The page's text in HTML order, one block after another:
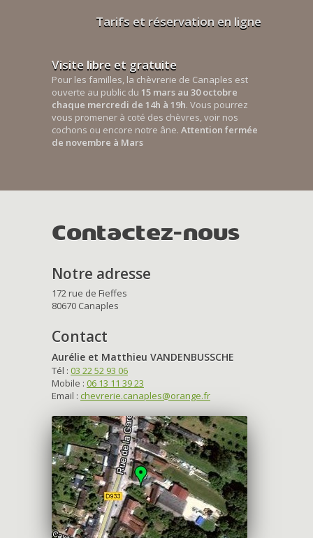
Tarifs et réservation en ligne
Visite libre et gratuite
Pour les familles, la chèvrerie de Canaples est
ouverte au public du 15 mars au 30 octobre
chaque mercredi de 14h à 19h. Vous pourrez
vous promener à coté des chèvres, voir nos
cochons ou encore notre âne. Attention fermée
de novembre à Mars
Contactez-nous
Notre adresse
172 rue de Fieffes
80670 Canaples
Contact
Aurélie et Matthieu VANDENBUSSCHE
Tél : 03 22 52 93 06
Mobile : 06 13 11 39 23
Email : chevrerie.canaples@orange.fr